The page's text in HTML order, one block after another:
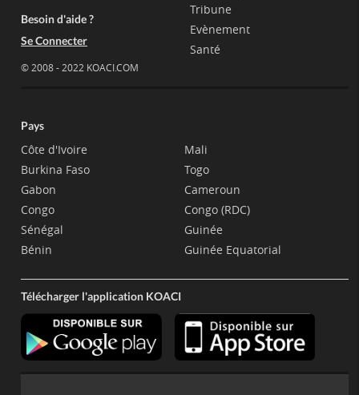
Besoin d'aide ?
Se Connecter
© 2008 - 2022 KOACI.COM
Tribune
Evènement
Santé
Pays
Côte d'Ivoire
Burkina Faso
Gabon
Congo
Sénégal
Bénin
Mali
Togo
Cameroun
Congo (RDC)
Guinée
Guinée Equatorial
Télécharger l'application KOACI